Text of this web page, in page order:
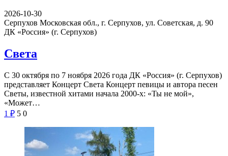
2026-10-30
Серпухов Московская обл., г. Серпухов, ул. Советская, д. 90
ДК «Россия» (г. Серпухов)
Света
С 30 октября по 7 ноября 2026 года ДК «Россия» (г. Серпухов)
представляет Концерт Света Концерт певицы и автора песен
Светы, известной хитами начала 2000-х: «Ты не мой»,
«Может…
1 ₽ 5 0